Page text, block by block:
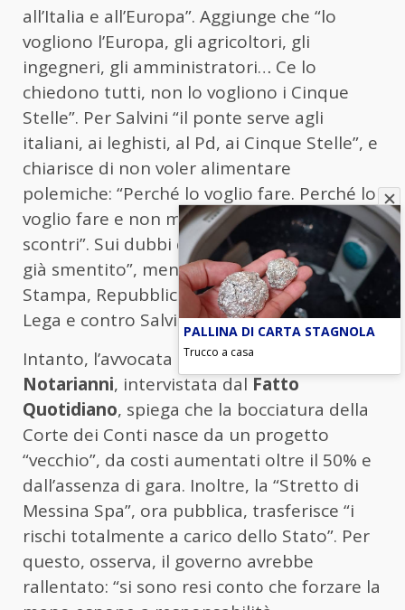
all’Italia e all’Europa”. Aggiunge che “lo
vogliono l’Europa, gli agricoltori, gli
ingegneri, gli amministratori… Ce lo
chiedono tutti, non lo vogliono i Cinque
Stelle”. Per Salvini “il ponte serve agli
italiani, ai leghisti, al Pd, ai Cinque Stelle”, e
chiarisce di non voler alimentare
polemiche: “Perché lo voglio fare. Perché lo
voglio fare e non mi interessano gli
scontri”. Sui dubbi di Luca Zaia precisa: “Ha
già smentito”, mentre accusa i media: “La
Stampa, Repubblica… fanno titoli contro la
Lega e contro Salvini da anni”.
Intanto, l’avvocata del WwfAurora
Notarianni, intervistata dal Fatto
Quotidiano, spiega che la bocciatura della
Corte dei Conti nasce da un progetto
“vecchio”, da costi aumentati oltre il 50% e
dall’assenza di gara. Inoltre, la “Stretto di
Messina Spa”, ora pubblica, trasferisce “i
rischi totalmente a carico dello Stato”. Per
questo, osserva, il governo avrebbe
rallentato: “si sono resi conto che forzare la
PALLINA DI CARTA STAGNOLA
Trucco a casa